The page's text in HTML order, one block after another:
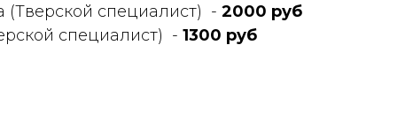
(Тверской специалист) - 2000 руб
специалист) - 1300 руб